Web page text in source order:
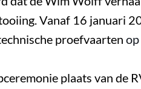
. Vanaf 16 januari
proefvaarten
plaats van de